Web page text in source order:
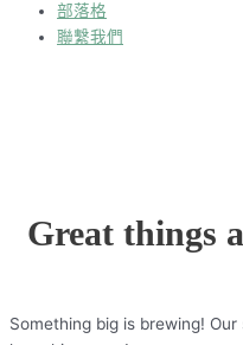
部落格
聯繫我們
Great things
Something big is brewing!